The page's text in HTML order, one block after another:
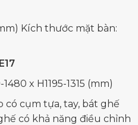
Kích thước mặt bàn:
x H1195-1315 (mm)
có cụm tựa, tay, bát ghế
có khả năng điều chỉnh